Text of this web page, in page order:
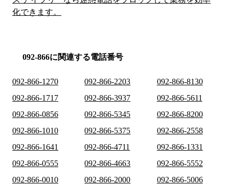
化できます。
092-866に関連する電話番号
092-866-1270 092-866-2203
092-866-8130
092-866-1717
092-866-3937
092-866-5611
092-866-0856
092-866-5345
092-866-8200
092-866-1010
092-866-5375
092-866-2558
092-866-1641
092-866-4711
092-866-1331
092-866-0555
092-866-4663
092-866-5552
092-866-0010
092-866-2000
092-866-5006